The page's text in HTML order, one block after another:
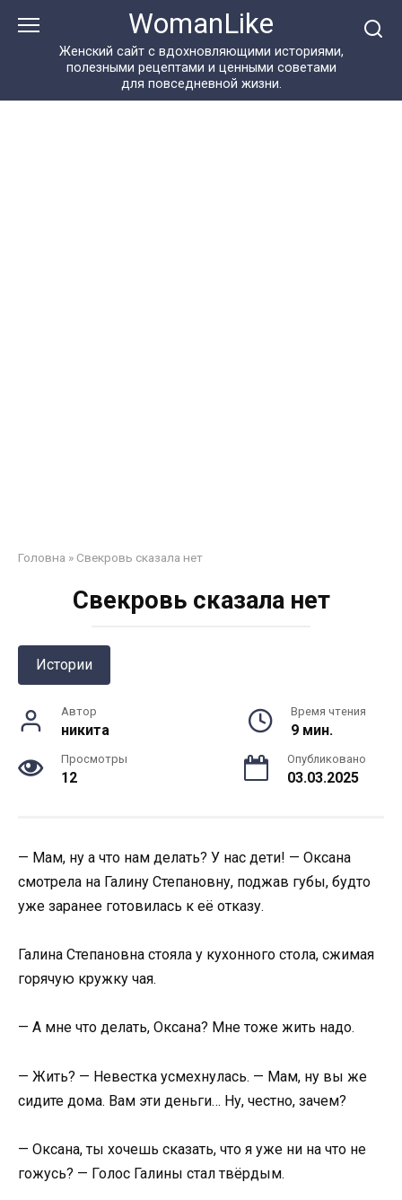
WomanLike
Женский сайт с вдохновляющими историями,
полезными рецептами и ценными советами
для повседневной жизни.
Головна » Свекровь сказала нет
Свекровь сказала нет
Истории
Автор
никита
Время чтения
9 мин.
Просмотры
12
Опубликовано
03.03.2025
— Мам, ну а что нам делать? У нас дети! — Оксана
смотрела на Галину Степановну, поджав губы, будто
уже заранее готовилась к её отказу.
Галина Степановна стояла у кухонного стола, сжимая
горячую кружку чая.
— А мне что делать, Оксана? Мне тоже жить надо.
— Жить? — Невестка усмехнулась. — Мам, ну вы же
сидите дома. Вам эти деньги… Ну, честно, зачем?
— Оксана, ты хочешь сказать, что я уже ни на что не
гожусь? — Голос Галины стал твёрдым.